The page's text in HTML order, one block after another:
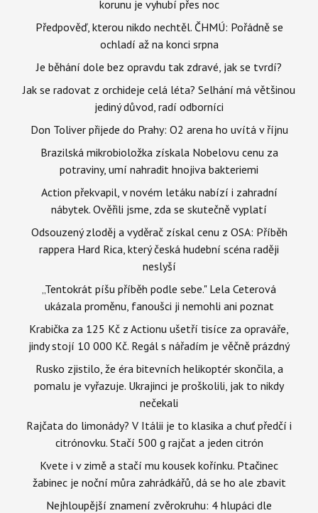
korunu je vyhubí přes noc
Předpověď, kterou nikdo nechtěl. ČHMÚ: Pořádně se
ochladí až na konci srpna
Je běhání dole bez opravdu tak zdravé, jak se tvrdí?
Jak se radovat z orchideje celá léta? Selhání má většinou
jediný důvod, radí odborníci
Don Toliver přijede do Prahy: O2 arena ho uvítá v říjnu
Brazilská mikrobioložka získala Nobelovu cenu za
potraviny, umí nahradit hnojiva bakteriemi
Action překvapil, v novém letáku nabízí i zahradní
nábytek. Ověřili jsme, zda se skutečně vyplatí
Odsouzený zloděj a vyděrač získal cenu z OSA: Příběh
rappera Hard Rica, který česká hudební scéna raději
neslyší
„Tentokrát píšu příběh podle sebe." Lela Ceterová
ukázala proměnu, fanoušci ji nemohli ani poznat
Krabička za 125 Kč z Actionu ušetří tisíce za opraváře,
jindy stojí 10 000 Kč. Regál s nářadím je věčně prázdný
Rusko zjistilo, že éra bitevních helikoptér skončila, a
pomalu je vyřazuje. Ukrajinci je proškolili, jak to nikdy
nečekali
Rajčata do limonády? V Itálii je to klasika a chuť předčí i
citrónovku. Stačí 500 g rajčat a jeden citrón
Kvete i v zimě a stačí mu kousek kořínku. Ptačinec
žabinec je noční můra zahrádkářů, dá se ho ale zbavit
Nejhloupější znamení zvěrokruhu: 4 hlupáci dle